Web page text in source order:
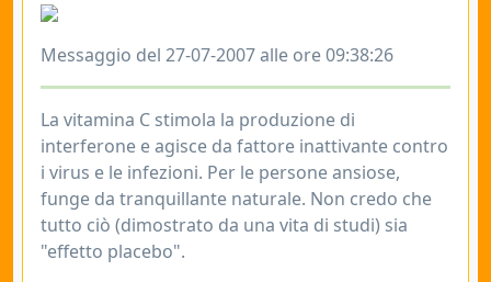
Messaggio del 27-07-2007 alle ore 09:38:26
La vitamina C stimola la produzione di
interferone e agisce da fattore inattivante contro
i virus e le infezioni. Per le persone ansiose,
funge da tranquillante naturale. Non credo che
tutto ciò (dimostrato da una vita di studi) sia
"effetto placebo".